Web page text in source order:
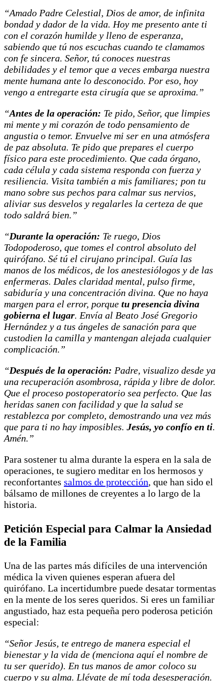
“Amado Padre Celestial, Dios de amor, de infinita
bondad y dador de la vida. Hoy me presento ante ti
con el corazón humilde y lleno de esperanza,
sabiendo que tú nos escuchas cuando te clamamos
con fe sincera. Señor, tú conoces nuestras
debilidades y el temor que a veces embarga nuestra
mente humana ante lo desconocido. Por eso, hoy
vengo a entregarte esta cirugía que se aproxima.”
“Antes de la operación: Te pido, Señor, que limpies
mi mente y mi corazón de todo pensamiento de
angustia o temor. Envuelve mi ser en una atmósfera
de paz absoluta. Te pido que prepares el cuerpo
físico para este procedimiento. Que cada órgano,
cada célula y cada sistema responda con fuerza y
resiliencia. Visita también a mis familiares; pon tu
mano sobre sus pechos para calmar sus nervios,
aliviar sus desvelos y regalarles la certeza de que
todo saldrá bien.”
“Durante la operación: Te ruego, Dios
Todopoderoso, que tomes el control absoluto del
quirófano. Sé tú el cirujano principal. Guía las
manos de los médicos, de los anestesiólogos y de las
enfermeras. Dales claridad mental, pulso firme,
sabiduría y una concentración divina. Que no haya
margen para el error, porque tu presencia divina
gobierna el lugar. Envía al Beato José Gregorio
Hernández y a tus ángeles de sanación para que
custodien la camilla y mantengan alejada cualquier
complicación.”
“Después de la operación: Padre, visualizo desde ya
una recuperación asombrosa, rápida y libre de dolor.
Que el proceso postoperatorio sea perfecto. Que las
heridas sanen con facilidad y que la salud se
restablezca por completo, demostrando una vez más
que para ti no hay imposibles. Jesús, yo confío en ti.
Amén.”
Para sostener tu alma durante la espera en la sala de
operaciones, te sugiero meditar en los hermosos y
reconfortantes salmos de protección, que han sido el
bálsamo de millones de creyentes a lo largo de la
historia.
Petición Especial para Calmar la Ansiedad
de la Familia
Una de las partes más difíciles de una intervención
médica la viven quienes esperan afuera del
quirófano. La incertidumbre puede desatar tormentas
en la mente de los seres queridos. Si eres un familiar
angustiado, haz esta pequeña pero poderosa petición
especial:
“Señor Jesús, te entrego de manera especial el
bienestar y la vida de (menciona aquí el nombre de
tu ser querido). En tus manos de amor coloco su
cuerpo y su alma. Llévate de mí toda desesperación.